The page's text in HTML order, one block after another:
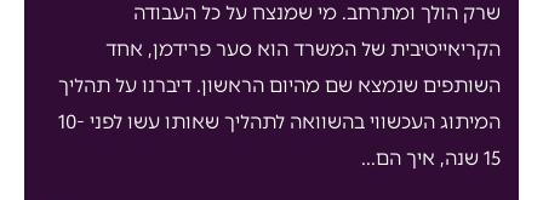
שרק הולך ומתרחב. מי שמנצח על כל העבודה
הקריאייטיבית של המשרד הוא סער פרידמן, אחד
השותפים שנמצא שם מהיום הראשון. דיברנו על תהליך
המיתוג העכשווי בהשוואה לתהליך שאותו עשו לפני 10-
15 שנה, איך הם...